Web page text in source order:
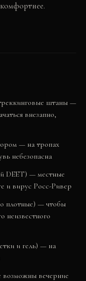
штаны —
внезапно,
— на тропах
небезопасна
DEET) — местные
и вирус Росс-Ривер
плотные) — чтобы
неизвестного
и гель) — на
вечерние